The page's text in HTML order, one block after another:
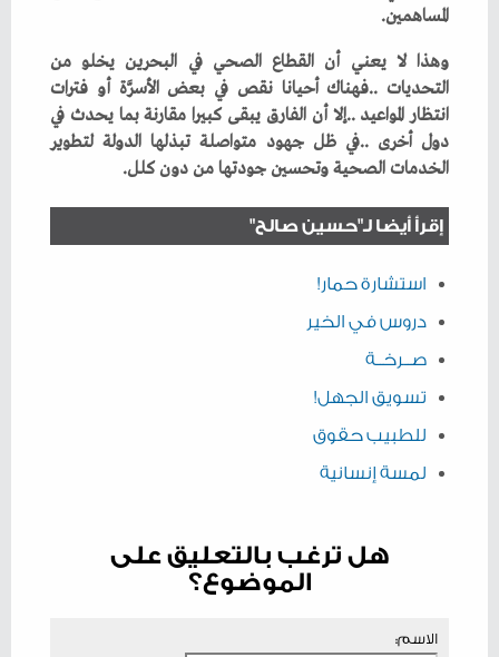
‬المساهمين‭.‬
‬الخدمات‭ ‬الصحية‭ ‬وتحسين‭ ‬جودتها‭ ‬من‭ ‬دون‭ ‬كلل‭.‬
إقرأ أيضا لـ"حسين صالح"
استشارة حمار!
دروس في الخير
صــرخــة
تسويق الجهل!
للطبيب حقوق
لمسة إنسانية
هل ترغب بالتعليق على
الموضوع؟
الاسم: